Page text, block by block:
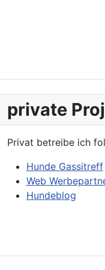
private
Privat betreibe ich
Hunde Gassitreff
Web
Hundeblog